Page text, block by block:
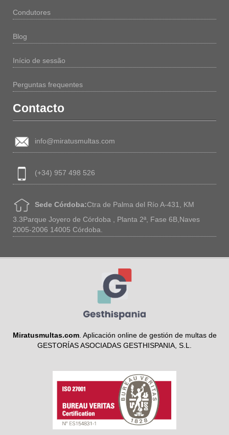
Condutores
Blog
Início de sessão
Perguntas frequentes
Contacto
info@miratusmultas.com
(+34) 957 498 526
Sede Córdoba:Ctra de Palma del Río A-431, KM
3.3Parque Joyero de Córdoba , Planta 2ª, Fase 6B,Naves
2005-2006 14005 Córdoba.
Miratusmultas.com. Aplicación online de gestión de multas de
GESTORÍAS ASOCIADAS GESTHISPANIA, S.L.